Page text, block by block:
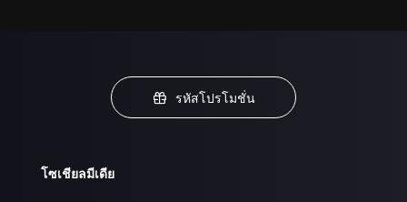
รหัสโปรโมชั่น
โซเชียลมีเดีย